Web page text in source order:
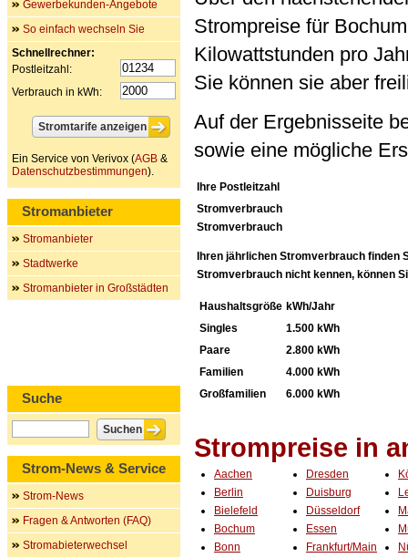
Strompreise für
Kilowattstunden pro
Sie können sie aber
Auf der Ergebnisseite
sowie eine mögliche
Ihre Postleitzahl
Stromverbrauch
Stromverbrauch
Ihren jährlichen Stromverbrauch finden
Stromverbrauch nicht kennen, können
Haushaltsgröße kWh/Jahr
Singles
1.500 kWh
Paare
2.800 kWh
Familien
4.000 kWh
Großfamilien
6.000 kWh
Strompreise in
Aachen
Berlin
Bielefeld
Bochum
Bonn
Dresden
Duisburg
Düsseldorf
Essen
Frankfurt/Main
Gewerbekunden-Angebote
So einfach wechseln Sie
Schnellrechner:
Postleitzahl:
Verbrauch in kWh:
Ein Service von Verivox (AGB &
Datenschutzbestimmungen).
Stromanbieter
Stromanbieter
Stadtwerke
Stromanbieter in Großstädten
Suche
Strom-News & Service
Strom-News
Fragen & Antworten (FAQ)
Stromabieterwechsel